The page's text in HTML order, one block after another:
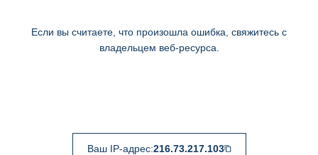
Если вы считаете, что произошла ошибка, свяжитесь с
владельцем веб-ресурса.
Ваш IP-адрес:216.73.217.103